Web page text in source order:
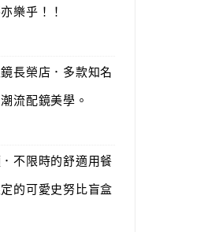
樂乎！！
長榮店．多款知名
流配鏡美學。
不限時的舒適用餐
的可愛史努比盲盒